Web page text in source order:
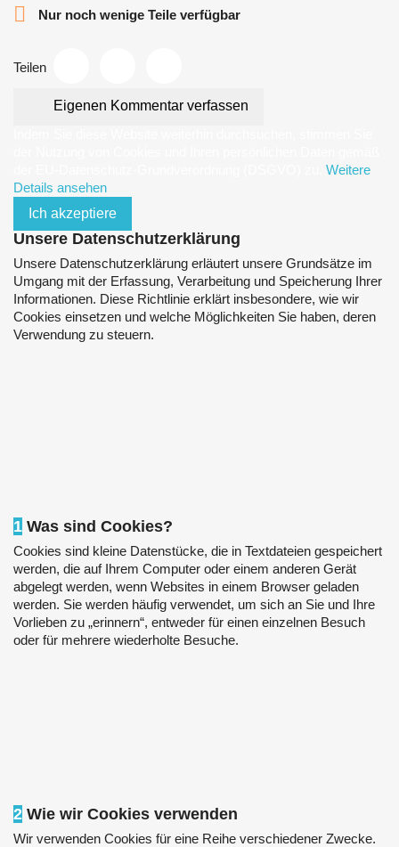
 Nur noch wenige Teile verfügbar
Teilen
Eigenen Kommentar verfassen
Weitere
Details ansehen
Ich akzeptiere
Unsere Datenschutzerklärung
Unsere Datenschutzerklärung erläutert unsere Grundsätze im
Umgang mit der Erfassung, Verarbeitung und Speicherung Ihrer
Informationen. Diese Richtlinie erklärt insbesondere, wie wir
Cookies einsetzen und welche Möglichkeiten Sie haben, deren
Verwendung zu steuern.
1 Was sind Cookies?
Cookies sind kleine Datenstücke, die in Textdateien gespeichert
werden, die auf Ihrem Computer oder einem anderen Gerät
abgelegt werden, wenn Websites in einem Browser geladen
werden. Sie werden häufig verwendet, um sich an Sie und Ihre
Vorlieben zu „erinnern“, entweder für einen einzelnen Besuch
oder für mehrere wiederholte Besuche.
2 Wie wir Cookies verwenden
Wir verwenden Cookies für eine Reihe verschiedener Zwecke.